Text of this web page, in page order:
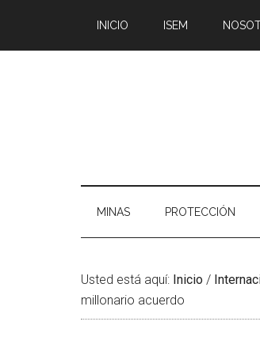
contenido
secondary
la
pie
INICIO ISEM
MINAS PROTECCIÓN
Usted está aquí: Inicio /
millonario acuerdo